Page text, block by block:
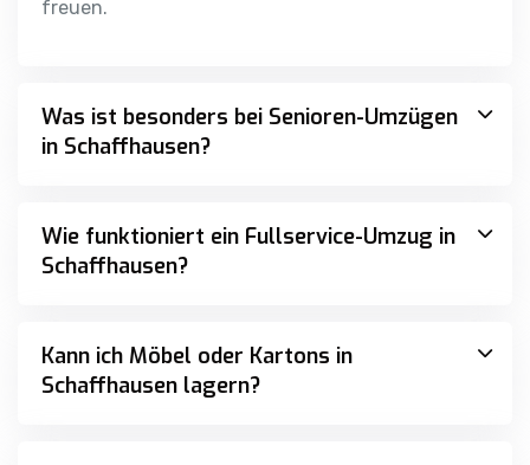
in Schaffhausen?
Schaffhausen?
Schaffhausen lagern?